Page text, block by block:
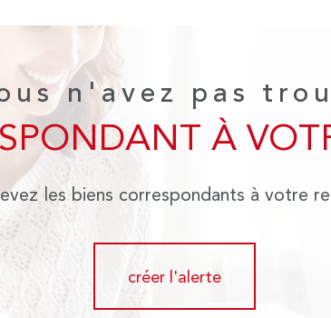
n'avez pas
À
les biens correspondants à votre
créer l'alerte